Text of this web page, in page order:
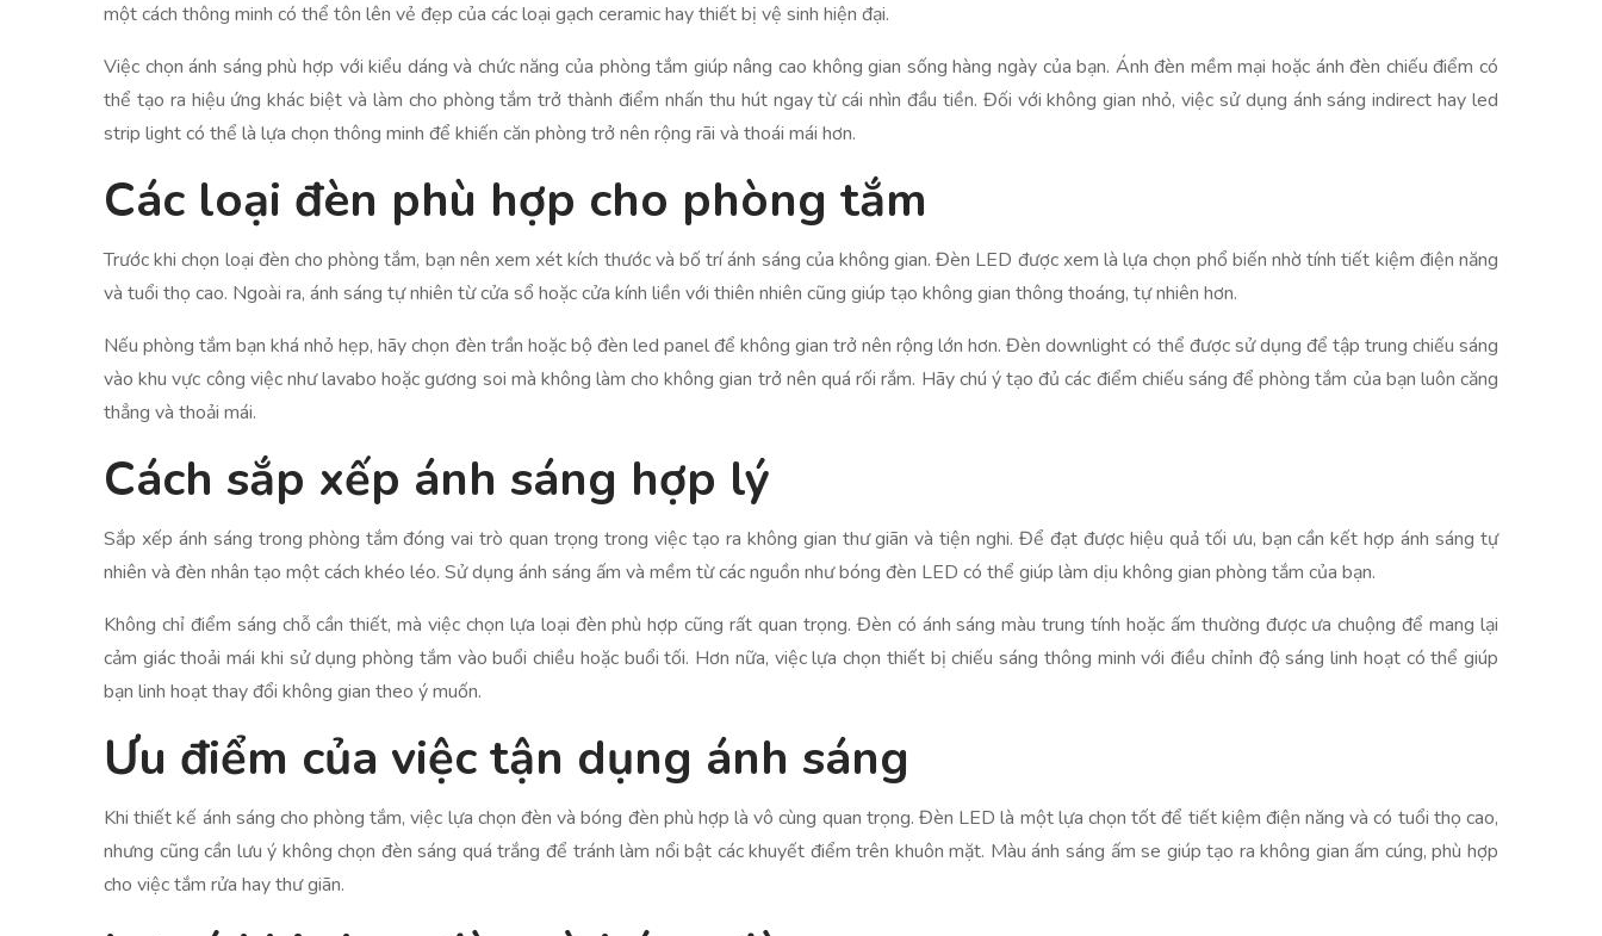
một cách thông minh có thể tôn lên vẻ đẹp của các loại gạch ceramic hay thiết bị vệ sinh hiện đại.
Việc chọn ánh sáng phù hợp với kiểu dáng và chức năng của phòng tắm giúp nâng cao không gian sống hàng ngày của bạn. Ánh đèn mềm mại hoặc ánh đèn chiếu điểm có
thể tạo ra hiệu ứng khác biệt và làm cho phòng tắm trở thành điểm nhấn thu hút ngay từ cái nhìn đầu tiền. Đối với không gian nhỏ, việc sử dụng ánh sáng indirect hay led
strip light có thể là lựa chọn thông minh để khiến căn phòng trở nên rộng rãi và thoái mái hơn.
Các loại đèn phù hợp cho phòng tắm
Trước khi chọn loại đèn cho phòng tắm, bạn nên xem xét kích thước và bố trí ánh sáng của không gian. Đèn LED được xem là lựa chọn phổ biến nhờ tính tiết kiệm điện năng
và tuổi thọ cao. Ngoài ra, ánh sáng tự nhiên từ cửa sổ hoặc cửa kính liền với thiên nhiên cũng giúp tạo không gian thông thoáng, tự nhiên hơn.
Nếu phòng tắm bạn khá nhỏ hẹp, hãy chọn đèn trần hoặc bộ đèn led panel để không gian trở nên rộng lớn hơn. Đèn downlight có thể được sử dụng để tập trung chiếu sáng
vào khu vực công việc như lavabo hoặc gương soi mà không làm cho không gian trở nên quá rối rắm. Hãy chú ý tạo đủ các điểm chiếu sáng để phòng tắm của bạn luôn căng
thẳng và thoải mái.
Cách sắp xếp ánh sáng hợp lý
Sắp xếp ánh sáng trong phòng tắm đóng vai trò quan trọng trong việc tạo ra không gian thư giãn và tiện nghi. Để đạt được hiệu quả tối ưu, bạn cần kết hợp ánh sáng tự
nhiên và đèn nhân tạo một cách khéo léo. Sử dụng ánh sáng ấm và mềm từ các nguồn như bóng đèn LED có thể giúp làm dịu không gian phòng tắm của bạn.
Không chỉ điểm sáng chỗ cần thiết, mà việc chọn lựa loại đèn phù hợp cũng rất quan trọng. Đèn có ánh sáng màu trung tính hoặc ấm thường được ưa chuộng để mang lại
cảm giác thoải mái khi sử dụng phòng tắm vào buổi chiều hoặc buổi tối. Hơn nữa, việc lựa chọn thiết bị chiếu sáng thông minh với điều chỉnh độ sáng linh hoạt có thể giúp
bạn linh hoạt thay đổi không gian theo ý muốn.
Ưu điểm của việc tận dụng ánh sáng
Khi thiết kế ánh sáng cho phòng tắm, việc lựa chọn đèn và bóng đèn phù hợp là vô cùng quan trọng. Đèn LED là một lựa chọn tốt để tiết kiệm điện năng và có tuổi thọ cao,
nhưng cũng cần lưu ý không chọn đèn sáng quá trắng để tránh làm nổi bật các khuyết điểm trên khuôn mặt. Màu ánh sáng ấm se giúp tạo ra không gian ấm cúng, phù hợp
cho việc tắm rửa hay thư giãn.